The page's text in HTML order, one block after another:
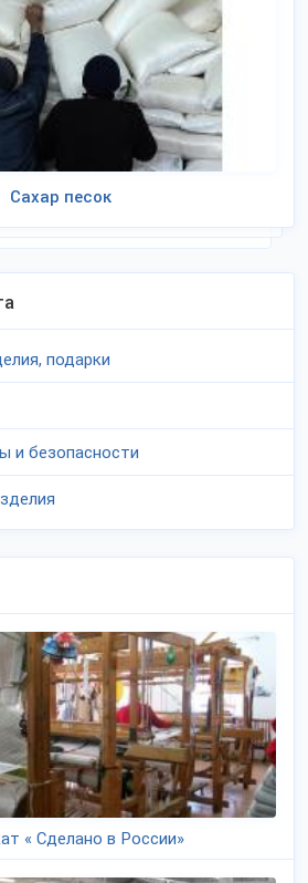
Сахар песок
подарки
и безопасности
« Сделано в России»